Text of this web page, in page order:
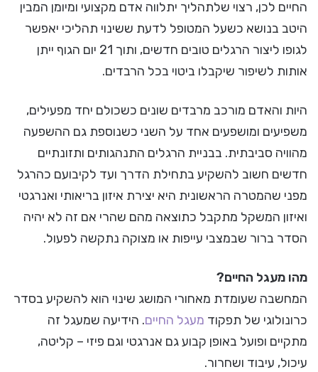
החיים לכן, רצוי שלתהליך יתלווה אדם מקצועי ומיומן המבין
היטב בנושא כשעל המטופל לדעת ששינוי תהליכי יאפשר
לגופו ליצור הרגלים טובים חדשים, ותוך 21 יום הגוף ייתן
אותות לשיפור שיקבלו ביטוי בכל הרבדים.
היות והאדם מורכב מרבדים שונים כשכולם יחד מפעילים,
משפיעים ומושפעים אחד על השני כשנוספת גם ההשפעה
מהוויה סביבתית. בבניית הרגלים התנהגותים ותזונתיים
חדשים חשוב להשקיע בתחילת הדרך ועד לקיבועם כהרגל
מפני שהמטרה הראשונית היא יצירת איזון בריאותי ואנרגטי
ואיזון המשקל מתקבל כתוצאה מהם שהרי אם זה לא יהיה
הסדר ברור שבמצבי עייפות או מצוקה נתקשה לפעול.
מהו מעגל החיים?
המחשבה שעומדת מאחורי המושג שינוי הוא להשקיע בסדר
כרונולוגי של תפקוד מעגל החיים. הידיעה שמעגל זה
מתקיים ופועל באופן קבוע גם אנרגטי וגם פיזי – קליטה,
עיכול, עיבוד ושחרור.